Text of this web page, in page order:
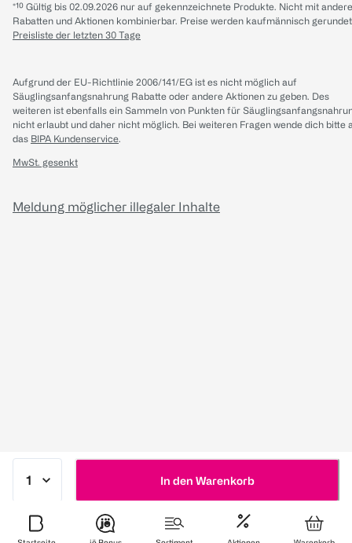
In den Warenkorb
*¹⁰ Gültig bis 02.09.2026 nur auf gekennzeichnete Produkte. Nicht mit
Rabatten und Aktionen kombinierbar. Preise werden kaufmännisch
Preisliste der letzten 30 Tage
Aufgrund der EU-Richtlinie 2006/141/EG ist es nicht möglich auf
Säuglingsanfangsnahrung Rabatte oder andere Aktionen zu geben. Des
weiteren ist ebenfalls ein Sammeln von Punkten für
nicht erlaubt und daher nicht möglich. Bei weiteren Fragen wende dich bitte
das BIPA Kundenservice.
MwSt. gesenkt
Meldung möglicher illegaler Inhalte